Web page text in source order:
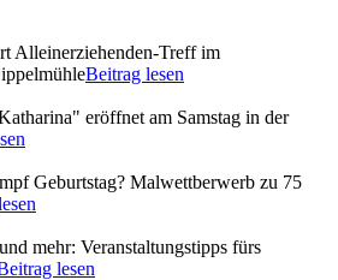
Alleinerziehenden-Treff im
Beitrag lesen
eröffnet am Samstag in der
Geburtstag? Malwettberwerb zu 75
mehr: Veranstaltungstipps fürs
lesen